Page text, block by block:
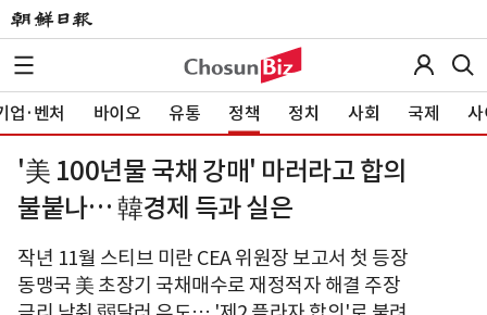
업·벤처 바이오 유통 정책 정치 사회 국제 사
'美 100년물 국채 강매' 마러라고 합의
불붙나… 韓경제 득과 실은
작년 11월 스티브 미란 CEA 위원장 보고서 첫 등장
동맹국 美 초장기 국채매수로 재정적자 해결 주장